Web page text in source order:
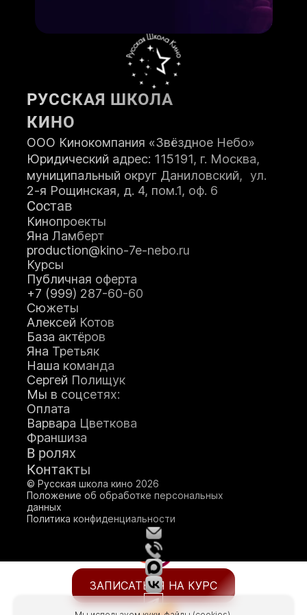
ЗАПИСАТЬСЯ НА КУРС
О школе кино
Генеральный продюсер
Яна Ламберт
Телефон:
ЗАПИСАТЬСЯ НА КУРС
Я принимаю
Согласиена обработку персональных
Я соглашаюсь с условиями
РУССКАЯ ШКОЛА
КИНО
ООО Кинокомпания «Звёздное Небо»
Юридический адрес: 115191, г. Москва,
муниципальный округ Даниловский, ул.
2-я Рощинская, д. 4, пом.1, оф. 6
Состав
Кинопроекты
Яна Ламберт
production@kino-7e-nebo.ru
Курсы
Публичная оферта
+7 (999) 287-60-60
Сюжеты
Алексей Котов
База актёров
Яна Третьяк
Наша команда
Сергей Полищук
Мы в соцсетях:
Оплата
Варвара Цветкова
Франшиза
В ролях
Контакты
© Русская школа кино 2026
Положение об обработке персональных
данных
Политика конфиденциальности